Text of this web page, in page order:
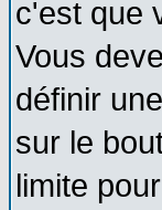
c'est que
Vous
définir
sur le
limite